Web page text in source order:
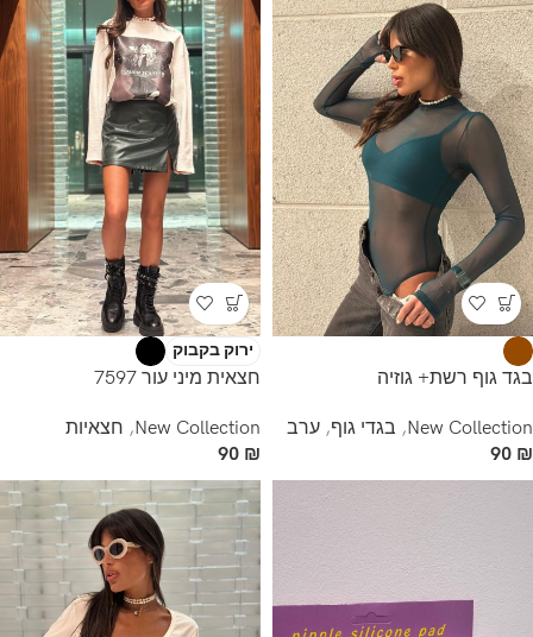
בגד גוף רשת+ גוזיה
New Collection
, בגדי גוף, ערב
90 ₪
ירוק בקבוק
חצאית מיני עור 7597
New Collection
, חצאיות
90 ₪